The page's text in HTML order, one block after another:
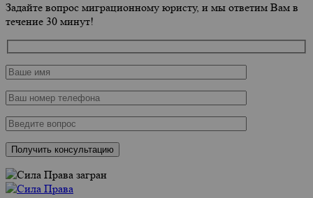
Задайте вопрос миграционному юристу, и мы ответим Вам в
течение 30 минут!